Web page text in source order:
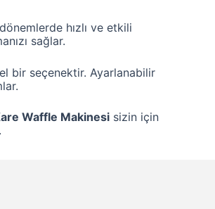
hızlı ve etkili
sağlar.
bir seçenektir. Ayarlanabilir
Waffle Makinesi sizin için